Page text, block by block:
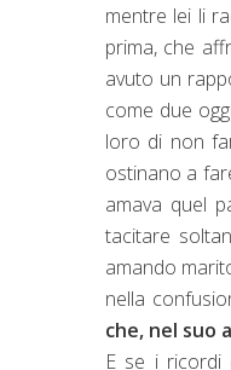
mentre lei li
prima, che
avuto un
come due
loro di non
ostinano a
amava quel
tacitare
amando
nella
che, nel suo
E se i ricordi